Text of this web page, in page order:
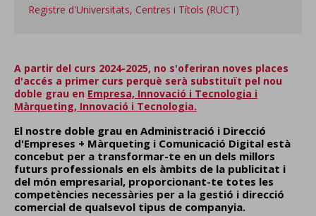
Registre d'Universitats, Centres i Títols (RUCT)
A partir del curs 2024-2025, no s'oferiran noves places
d'accés a primer curs perquè serà substituït pel nou
doble grau en Empresa, Innovació i Tecnologia i
Màrqueting, Innovació i Tecnologia.
El nostre doble grau en Administració i Direcció
d'Empreses + Màrqueting i Comunicació Digital està
concebut per a transformar-te en un dels millors
futurs professionals en els àmbits de la publicitat i
del món empresarial, proporcionant-te totes les
competències necessàries per a la gestió i direcció
comercial de qualsevol tipus de companyia.